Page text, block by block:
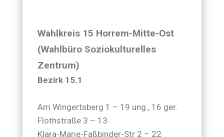
Wahlkreis 15 Horrem-Mitte-Ost
(Wahlbüro Soziokulturelles
Zentrum)
Bezirk 15.1
Am Wingertsberg 1 – 19 ung., 16 ger.
Flothstraße 3 – 13
Klara-Marie-Faßbinder-Str 2 – 22